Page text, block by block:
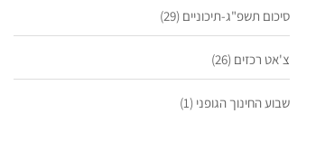
סיכום תשפ"ג-תיכוניים (29)
צ'אט רכזים (26)
שבוע החינוך הגופני (1)